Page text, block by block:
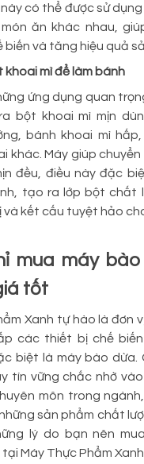
có thể được sử
ăn khác nhau,
biến và tăng hiệu quả
khoai mì để làm bánh
ứng dụng quan
bột khoai mì mịn
bánh khoai mì
khác. Máy giúp
đều, điều này đặc
tạo ra lớp bột chất
và kết cấu tuyệt hảo
mua máy
tốt
Xanh tự hào là đơn
các thiết bị chế
biệt là máy bào dừa.
tín vững chắc nhờ vào
môn trong
sản phẩm chất
lý do bạn nên
tại Máy Thực Phẩm